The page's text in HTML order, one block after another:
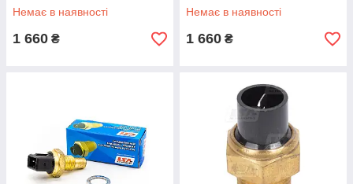
Немає в наявності
1 660 ₴
Немає в наявності
1 660 ₴